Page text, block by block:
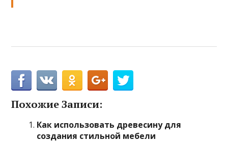
Похожие Записи:
Как использовать древесину для
создания стильной мебели